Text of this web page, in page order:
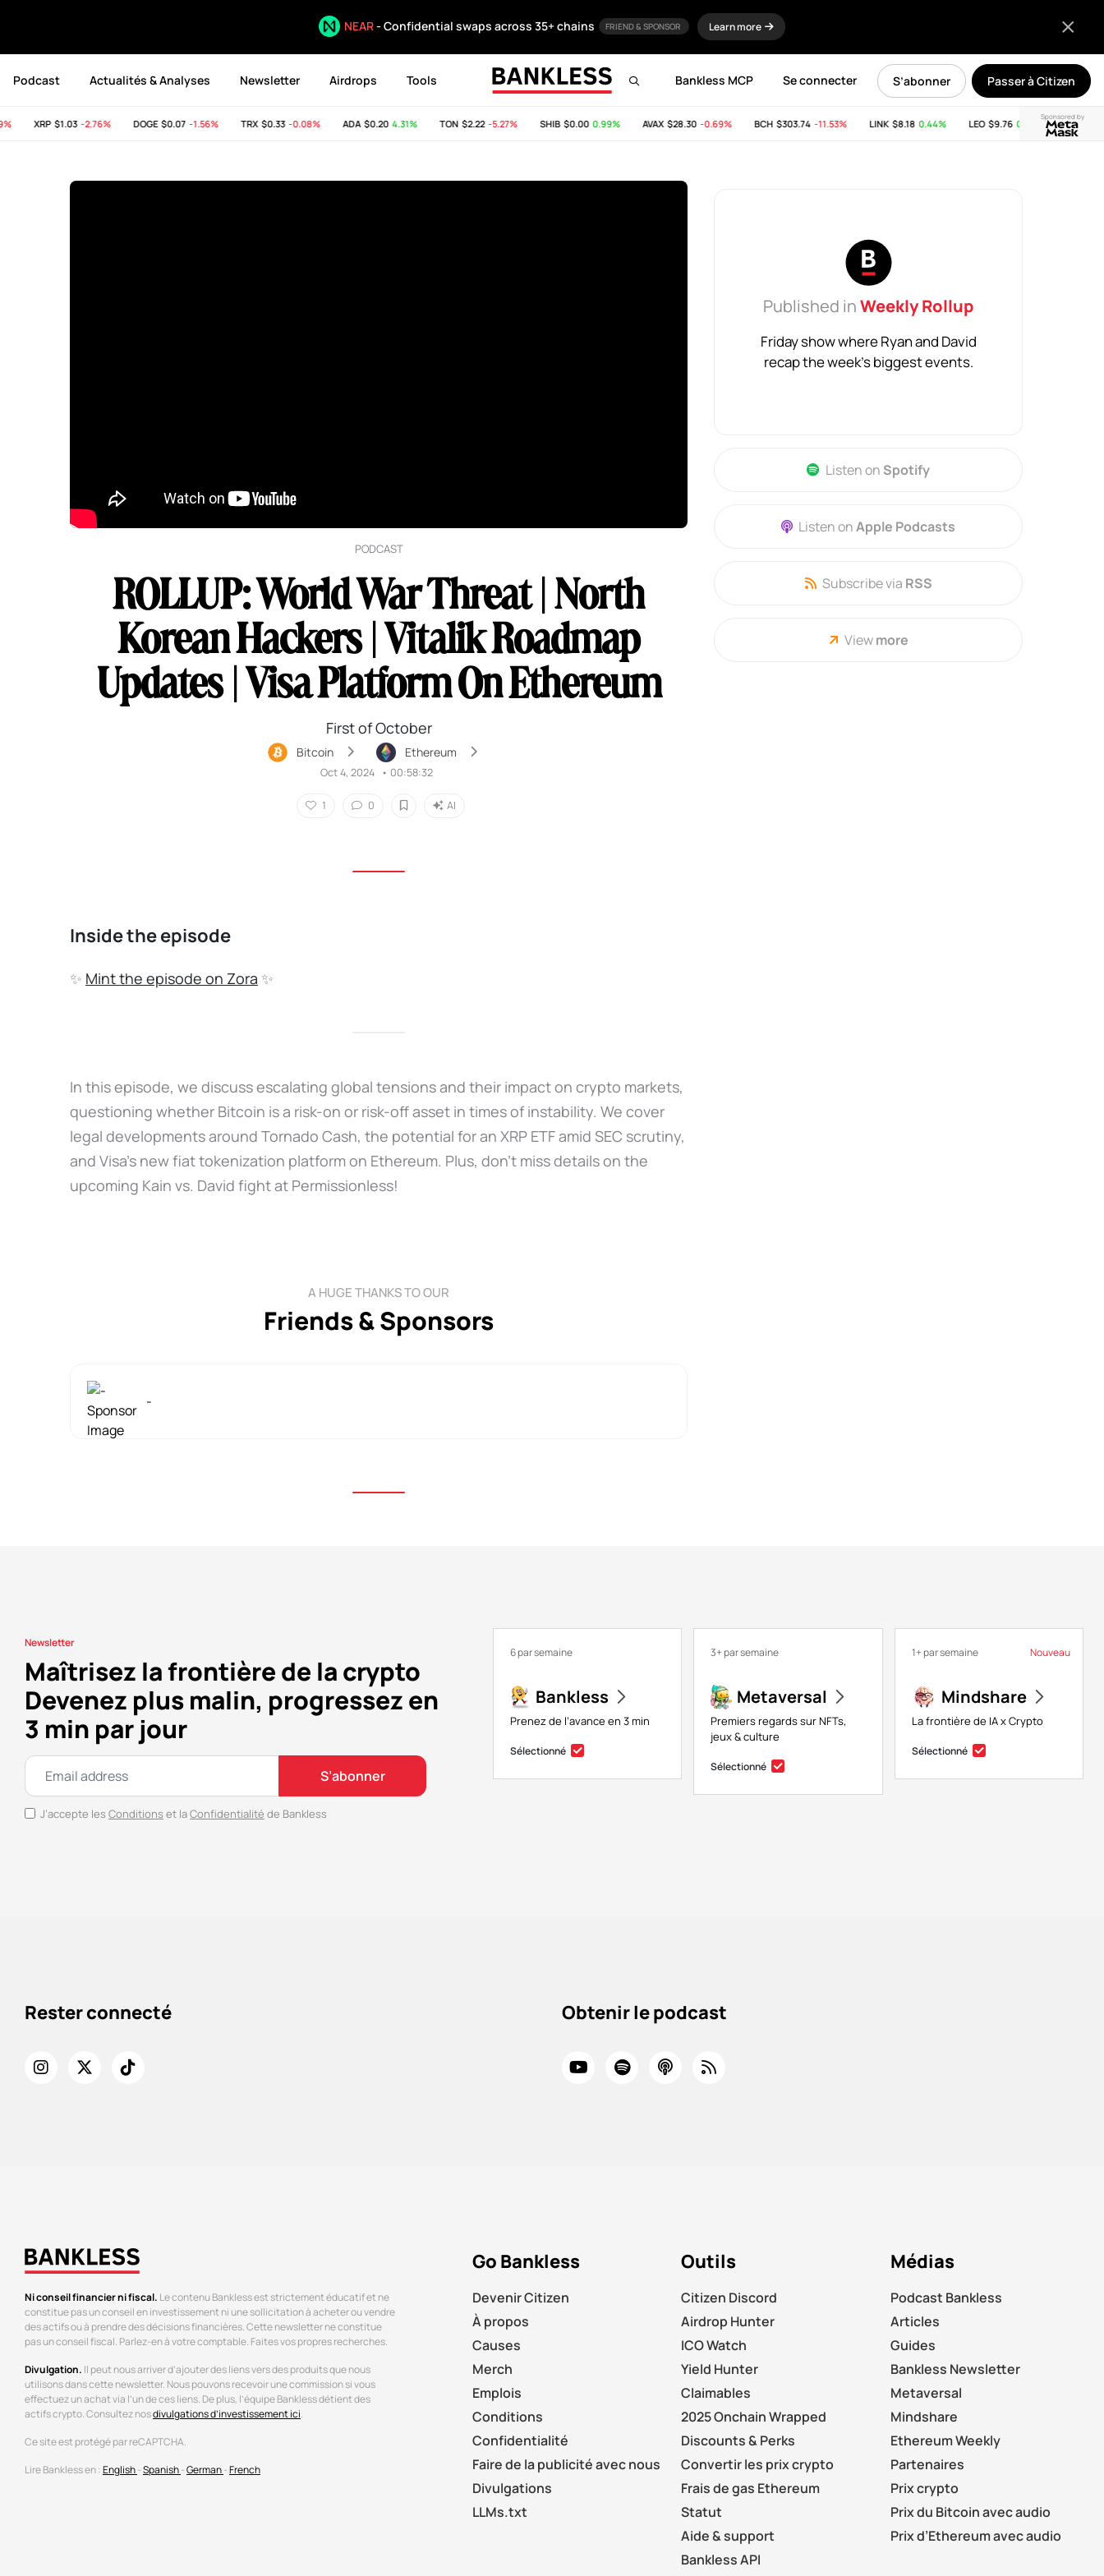
NEAR- Confidential swaps across 35+ chains FRIEND & SPONSOR Learn more
Podcast Actualités & Analyses Newsletter Airdrops Tools Passer à Citizen
S’abonner
Se connecter
Bankless MCP
Sponsored by
XRP$1.03 -2.76% DOGE$0.07 -1.56% TRX$0.33 -0.08% ADA$0.20 4.31% TON$2.22 -5.27% SHIB$0.00 0.99% AVAX$28.30 -0.69% BCH$303.74 -11.53% LINK$8.18 0.44% LEO$9.76 0.03% SUI$2.65
PODCAST
ROLLUP: World War Threat | North
Korean Hackers | Vitalik Roadmap
Updates | Visa Platform On Ethereum
First of October
Bitcoin Ethereum
Oct 4, 2024 • 00:58:32
1 0 AI
Inside the episode
✨ Mint the episode on Zora ✨
In this episode, we discuss escalating global tensions and their impact on crypto markets,
questioning whether Bitcoin is a risk-on or risk-off asset in times of instability. We cover
legal developments around Tornado Cash, the potential for an XRP ETF amid SEC scrutiny,
and Visa’s new fiat tokenization platform on Ethereum. Plus, don’t miss details on the
upcoming Kain vs. David fight at Permissionless!
A HUGE THANKS TO OUR
Friends & Sponsors
-
Published inWeekly Rollup
Friday show where Ryan and David
recap the week’s biggest events.
Listen on Spotify
Listen onApple Podcasts
Subscribe via RSS
Viewmore
Newsletter
Maîtrisez la frontière de la crypto
Devenez plus malin, progressez en
3 min par jour
S’abonner
J’accepte les Conditions et laConfidentialité de Bankless
6 par semaine
Bankless
Prenez de l’avance en 3 min
Sélectionné
3+ par semaine
Metaversal
Premiers regards sur NFTs,
jeux & culture
Sélectionné
Nouveau
1+ par semaine
Mindshare
La frontière de IA x Crypto
Sélectionné
Rester connecté Obtenir le podcast
Ni conseil financier ni fiscal. Le contenu Bankless est strictement éducatif et ne
constitue pas un conseil en investissement ni une sollicitation à acheter ou vendre
des actifs ou à prendre des décisions financières. Cette newsletter ne constitue
pas un conseil fiscal. Parlez-en à votre comptable. Faites vos propres recherches.
Divulgation. Il peut nous arriver d’ajouter des liens vers des produits que nous
utilisons dans cette newsletter. Nous pouvons recevoir une commission si vous
effectuez un achat via l’un de ces liens. De plus, l’équipe Bankless détient des
actifs crypto. Consultez nosdivulgations d’investissement ici.
Ce site est protégé par reCAPTCHA.
Lire Bankless en :English-Spanish-German-French
Go Bankless
Devenir Citizen
À propos
Causes
Merch
Emplois
Conditions
Confidentialité
Faire de la publicité avec nous
Divulgations
LLMs.txt
Outils
Citizen Discord
Airdrop Hunter
ICO Watch
Yield Hunter
Claimables
2025 Onchain Wrapped
Discounts & Perks
Convertir les prix crypto
Frais de gas Ethereum
Statut
Aide & support
Bankless API
Médias
Podcast Bankless
Articles
Guides
Bankless Newsletter
Metaversal
Mindshare
Ethereum Weekly
Partenaires
Prix crypto
Prix du Bitcoin avec audio
Prix d’Ethereum avec audio